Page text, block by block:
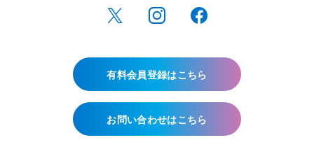
有料会員登録はこちら
お問い合わせはこちら